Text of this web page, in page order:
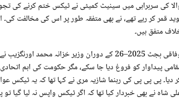
کی سربراہی میں سینیٹ کمیٹی نے ٹیکس ختم کرنے کی
قمر کر رہے تھے، نے بھی متفقہ طور پر اس کی مخالفت
متفق ہیں۔
وفاقی بجٹ 2025–26 کے دوران وزیر خزانہ
پیداوار کو فروغ دیا جا سکے، مگر حکومت کی اہم
دیا۔ پی پی پی کی رہنما شازیہ مری نے کہا تھا کہ یہ ٹیکس
شاہ نے بھی خبردار کیا تھا کہ اگر ٹیکس واپس نہ لیا